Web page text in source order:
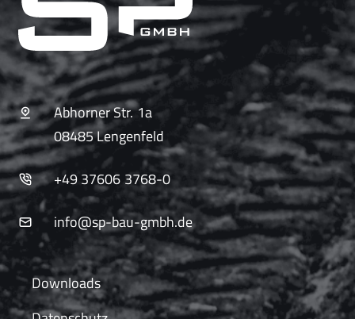
Abhorner Str. 1a
08485 Lengenfeld
+49 37606 3768-0
info@sp-bau-gmbh.de
Downloads